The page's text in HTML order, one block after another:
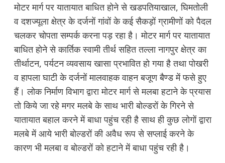
मोटर मार्ग पर यातायात बाधित होने से खडपतियाखाल, घिमतोली
व दशज्यूला क्षेत्र के दर्जनों गांवों के कई सैकड़ों ग्रामीणों को पैदल
चलकर चोपता सम्पर्क करना पड़ रहा है। मोटर मार्ग पर यातायात
बाधित होने से कार्तिक स्वामी तीर्थ सहित तल्ला नागपुर क्षेत्र का
तीर्थाटन, पर्यटन व्यवसाय खासा प्रभावित हो गया है तथा पोखरी
व हापला घाटी के दर्जनों मालवाहक वाहन बजूण बैण्ड में फसे हुए
हैं। लोक निर्माण विभाग द्वारा मोटर मार्ग से मलबा हटाने के प्रयास
तो किये जा रहे मगर मलबे के साथ भारी बोल्डरों के गिरने से
यातायात बहाल करने में बाधा पहुंच रही है साथ ही कुछ लोगों द्वारा
मलबे में आये भारी बोल्डरों की अवैध रूप से सप्लाई करने के
कारण भी मलबा व बोल्डरों को हटाने में बाधा पहुंच रही है।